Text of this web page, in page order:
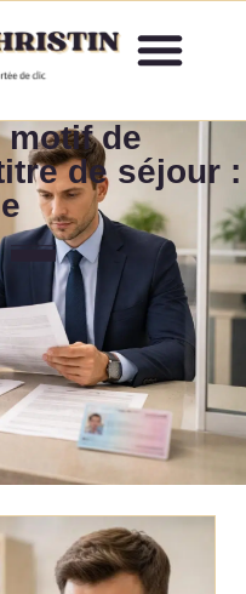
motif de
de séjour :